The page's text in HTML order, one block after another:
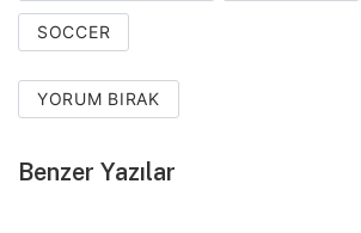
SOCCER
YORUM BIRAK
Benzer Yazılar